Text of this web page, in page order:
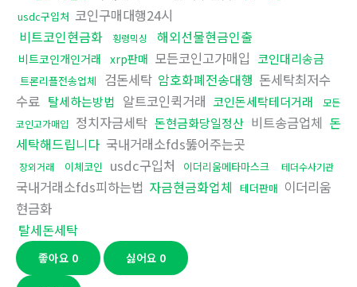
usdc구입처 코인구매대행24시
비트코인현금화
횡령믹싱 해외선물현금인출
비트코인개인거래 xrp판매 모든코인고가매입 코인대리송금
트론리플전송업체 검돈세탁 암호화폐전송대행 돈세탁최저수
수료 탈세하는방법 알트코인퀵거래 코인돈세탁테더거래
모든
코인고가매입
정치자금세탁 돈현금화당일정산 비트송금업체 돈
세탁해드립니다 국내거래소fds뚫어주는곳
장외거래 이체코인 usdc구입처 이더리움메타마스크 테더수사기관
국내거래소fds피하는법 자금현금화업체 테더판매 이더리움
현금화
탈세돈세탁
좋아요 0 싫어요 0